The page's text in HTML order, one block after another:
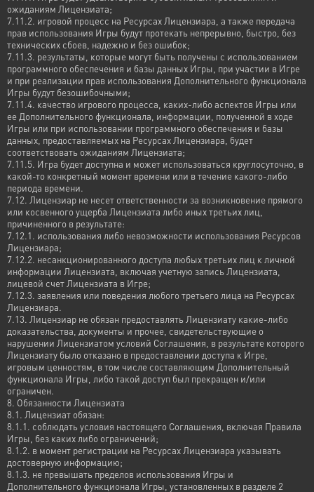
ожиданиям Лицензиата;
7.11.2. игровой процесс на Ресурсах Лицензиара, а также передача
прав использования Игры будут протекать непрерывно, быстро, без
технических сбоев, надежно и без ошибок;
7.11.3. результаты, которые могут быть получены с использованием
программного обеспечения и базы данных Игры, при участии в Игре
и при реализации прав использования Дополнительного функционала
Игры будут безошибочными;
7.11.4. качество игрового процесса, каких-либо аспектов Игры или
ее Дополнительного функционала, информации, полученной в ходе
Игры или при использовании программного обеспечения и базы
данных, предоставляемых на Ресурсах Лицензиара, будет
соответствовать ожиданиям Лицензиата;
7.11.5. Игра будет доступна и может использоваться круглосуточно, в
какой-то конкретный момент времени или в течение какого-либо
периода времени.
7.12. Лицензиар не несет ответственности за возникновение прямого
или косвенного ущерба Лицензиата либо иных третьих лиц,
причиненного в результате:
7.12.1. использования либо невозможности использования Ресурсов
Лицензиара;
7.12.2. несанкционированного доступа любых третьих лиц к личной
информации Лицензиата, включая учетную запись Лицензиата,
лицевой счет Лицензиата в Игре;
7.12.3. заявления или поведения любого третьего лица на Ресурсах
Лицензиара.
7.13. Лицензиар не обязан предоставлять Лицензиату какие-либо
доказательства, документы и прочее, свидетельствующие о
нарушении Лицензиатом условий Соглашения, в результате которого
Лицензиату было отказано в предоставлении доступа к Игре,
игровым ценностям, в том числе составляющим Дополнительный
функционала Игры, либо такой доступ был прекращен и/или
ограничен.
8. Обязанности Лицензиата
8.1. Лицензиат обязан:
8.1.1. соблюдать условия настоящего Соглашения, включая Правила
Игры, без каких либо ограничений;
8.1.2. в момент регистрации на Ресурсах Лицензиара указывать
достоверную информацию;
8.1.3. не превышать пределов использования Игры и
Дополнительного функционала Игры, установленных в разделе 2